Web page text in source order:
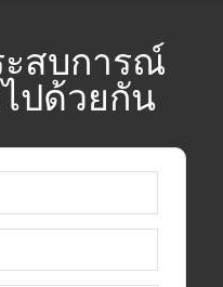
ะสบการณ์
ปด้วยกัน